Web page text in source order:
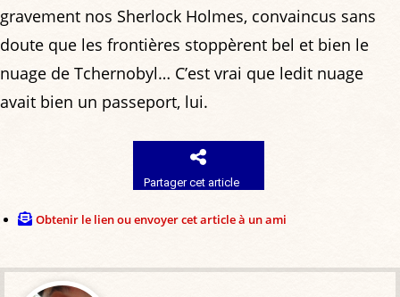
gravement nos Sherlock Holmes, convaincus sans
doute que les frontières stoppèrent bel et bien le
nuage de Tchernobyl… C’est vrai que ledit nuage
avait bien un passeport, lui.
Partager cet article
Obtenir le lien ou envoyer cet article à un ami